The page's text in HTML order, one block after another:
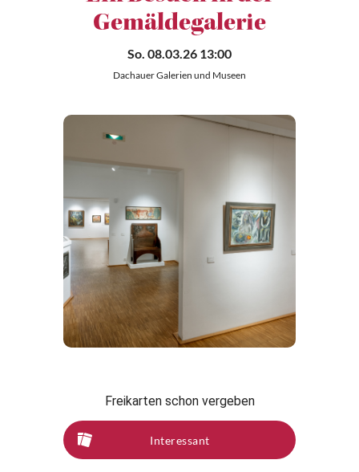
Gemäldegalerie
So. 08.03.26 13:00
Dachauer Galerien und Museen
Freikarten schon vergeben
Interessant